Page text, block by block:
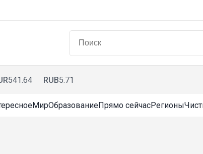
541.64 RUB5.71
МирОбразованиеПрямо сейчасРегионы